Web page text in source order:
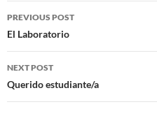
Post
navigation
PREVIOUS POST
El Laboratorio
NEXT POST
Querido estudiante/a